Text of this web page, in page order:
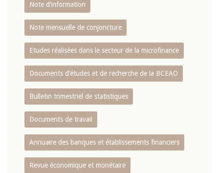
Note d’information
Note mensuelle de conjoncture
Etudes réalisées dans le secteur de la microfinance
Documents d’études et de recherche de la BCEAO
Bulletin trimestriel de statistiques
Documents de travail
Annuaire des banques et établissements financiers
Revue économique et monétaire